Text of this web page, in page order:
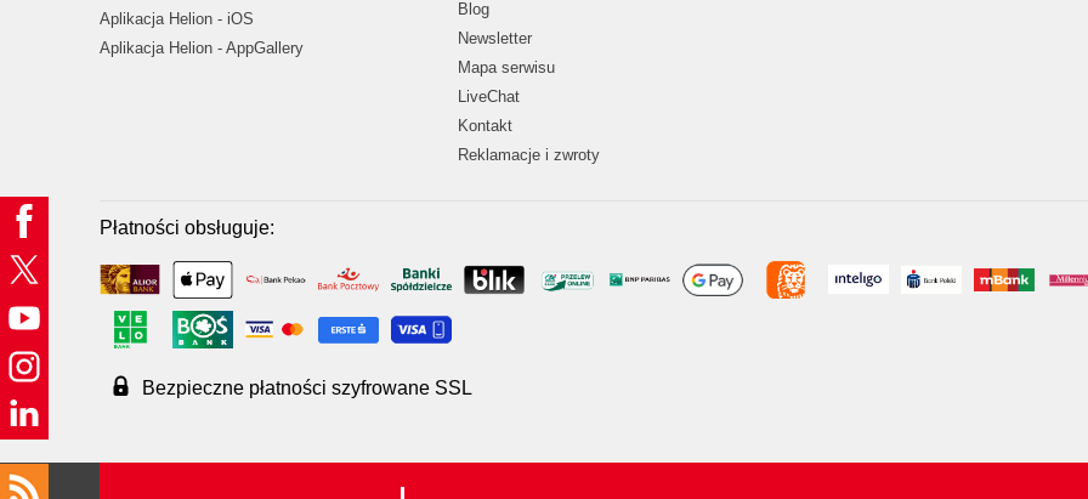
Aplikacja Helion - iOS
Aplikacja Helion - AppGallery
Blog
Newsletter
Mapa serwisu
LiveChat
Kontakt
Reklamacje i zwroty
Płatności obsługuje:
Bezpieczne płatności szyfrowane SSL